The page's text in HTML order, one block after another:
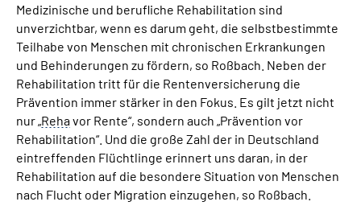
Mein Kundenportal
Medizinische und berufliche Rehabilitation sind
unverzichtbar, wenn es darum geht, die selbstbestimmte
Teilhabe von Menschen mit chronischen Erkrankungen
und Behinderungen zu fördern, so Roßbach. Neben der
Rehabilitation tritt für die Rentenversicherung die
Prävention immer stärker in den Fokus. Es gilt jetzt nicht
nur „Rehavor Rente“, sondern auch „Prävention vor
Rehabilitation“. Und die große Zahl der in Deutschland
eintreffenden Flüchtlinge erinnert uns daran, in der
Rehabilitation auf die besondere Situation von Menschen
nach Flucht oder Migration einzugehen, so Roßbach.